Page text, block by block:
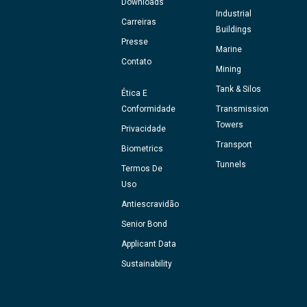
Downloads
Carreiras
Presse
Contato
Ética E
Conformidade
Privacidade
Biometrics
Termos De
Uso
Antiescravidão
Senior Bond
Applicant Data
Sustainability
Industrial
Buildings
Marine
Mining
Tank & Silos
Transmission
Towers
Transport
Tunnels